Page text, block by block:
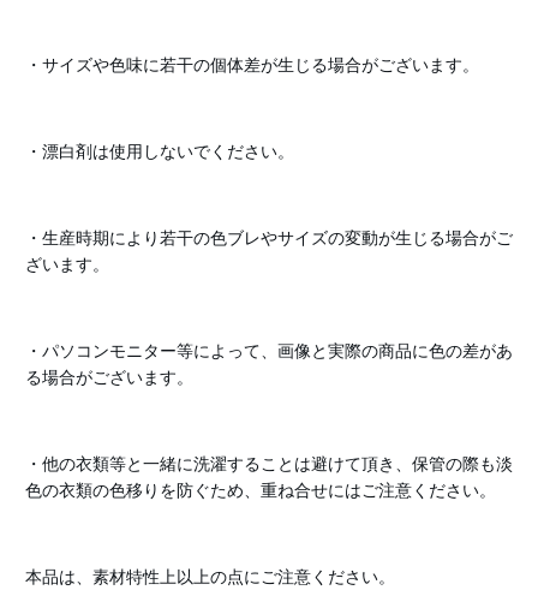
・サイズや色味に若干の個体差が生じる場合がございます。
・漂白剤は使用しないでください。
・生産時期により若干の色ブレやサイズの変動が生じる場合がご
ざいます。
・パソコンモニター等によって、画像と実際の商品に色の差があ
る場合がございます。
・他の衣類等と一緒に洗濯することは避けて頂き、保管の際も淡
色の衣類の色移りを防ぐため、重ね合せにはご注意ください。
本品は、素材特性上以上の点にご注意ください。